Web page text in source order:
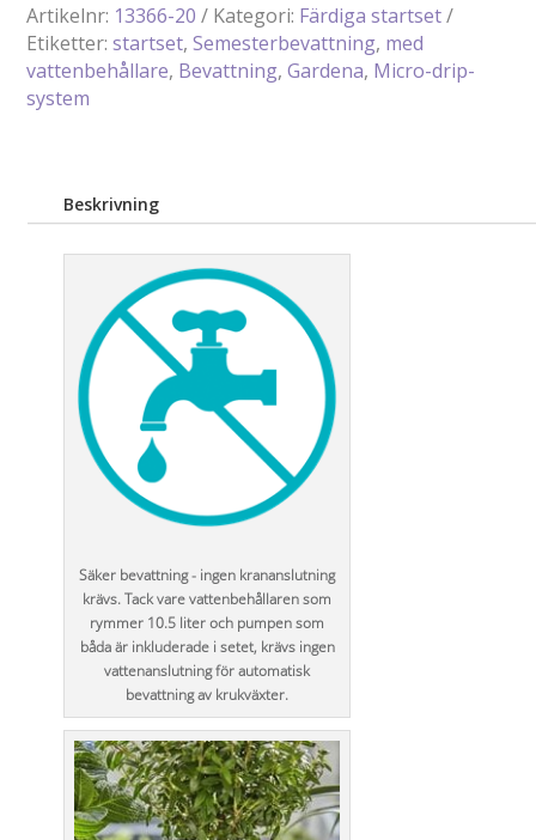
mängd
Artikelnr: 13366-20 Kategori: Färdiga startset
Etiketter:startset,Semesterbevattning, med
vattenbehållare, Bevattning,Gardena, Micro-drip-
system
Beskrivning
Säker bevattning - ingen krananslutning
krävs. Tack vare vattenbehållaren som
rymmer 10.5 liter och pumpen som
båda är inkluderade i setet, krävs ingen
vattenanslutning för automatisk
bevattning av krukväxter.